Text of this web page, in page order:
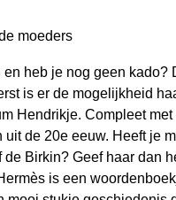
en heb je nog geen
is er de mogelijkheid
Hendrikje. Compleet
de 20e eeuw. Heeft je
Birkin? Geef haar dan
is een